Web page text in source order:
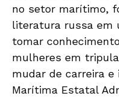
no setor marítimo,
literatura russa em
tomar
mulheres em
mudar de carreira e
Marítima Estatal